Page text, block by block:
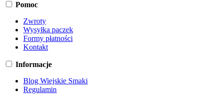
Pomoc
Zwroty
Wysyłka paczek
Formy płatności
Kontakt
Informacje
Blog Wiejskie Smaki
Regulamin